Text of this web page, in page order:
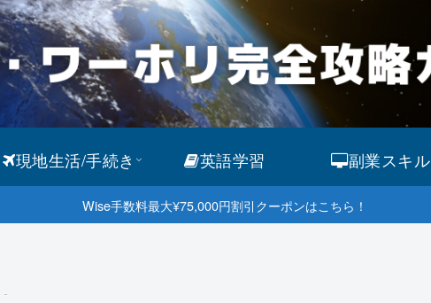
現地生活/手続き 英語学習 副業スキル
Wise手数料最大¥75,000円割引クーポンはこちら！